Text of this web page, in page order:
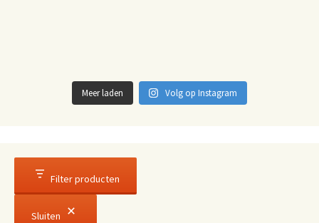
Meer laden Volg op Instagram
Filter producten
Sluiten